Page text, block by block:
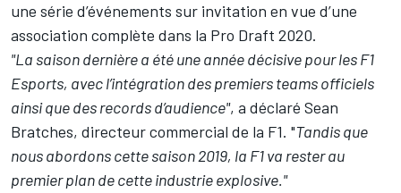
une série d’événements sur invitation en vue d’une
association complète dans la Pro Draft 2020.
"La saison dernière a été une année décisive pour les F1
Esports, avec l’intégration des premiers teams officiels
ainsi que des records d’audience", a déclaré Sean
Bratches, directeur commercial de la F1. "Tandis que
nous abordons cette saison 2019, la F1 va rester au
premier plan de cette industrie explosive."